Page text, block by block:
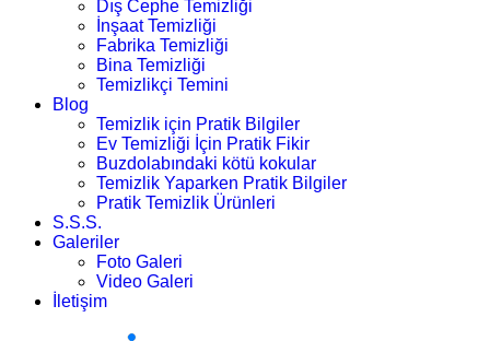
Dış Cephe Temizliği
İnşaat Temizliği
Fabrika Temizliği
Bina Temizliği
Temizlikçi Temini
Blog
Temizlik için Pratik Bilgiler
Ev Temizliği İçin Pratik Fikir
Buzdolabındaki kötü kokular
Temizlik Yaparken Pratik Bilgiler
Pratik Temizlik Ürünleri
S.S.S.
Galeriler
Foto Galeri
Video Galeri
İletişim